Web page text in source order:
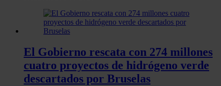
El Gobierno rescata con 274 millones
cuatro proyectos de hidrógeno verde
descartados por Bruselas